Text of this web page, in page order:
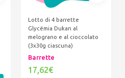
Lotto di 4 barrette
Glycémia Dukan al
melograno e al cioccolato
(3x30g ciascuna)
Barrette
17,62€